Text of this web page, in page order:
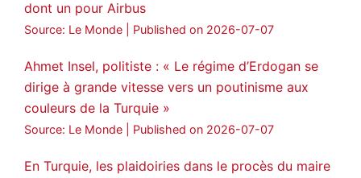
dont un pour Airbus
Source: Le Monde Published on 2026-07-07
Ahmet Insel, politiste : « Le régime d’Erdogan se
dirige à grande vitesse vers un poutinisme aux
couleurs de la Turquie »
Source: Le Monde Published on 2026-07-07
En Turquie, les plaidoiries dans le procès du maire